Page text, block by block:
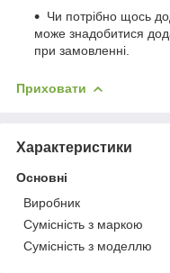
Чи потрібно щось
може знадобитися
при замовленні.
Приховати
Характеристики
Основні
Виробник
Сумісність з маркою
Сумісність з моделлю